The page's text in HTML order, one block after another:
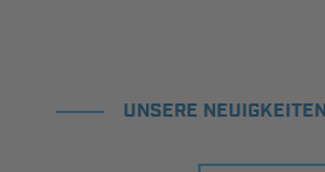
UNSERE